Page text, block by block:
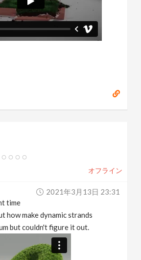
オフライン
2021年3月13日 23:31
time
how make dynamic strands
but couldn't figure it out.